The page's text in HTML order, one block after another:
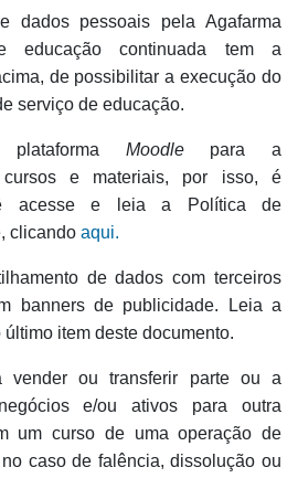
dados pessoais pela Agafarma
educação continuada tem a
de possibilitar a execução do
serviço de educação.
plataforma Moodlepara a
cursos e materiais, por isso, é
acesse e leia a Política de
clicando aqui.
de dados com terceiros
banners de publicidade. Leia a
item deste documento.
vender ou transferir parte ou a
e/ou ativos para outra
um curso de uma operação de
caso de falência, dissolução ou